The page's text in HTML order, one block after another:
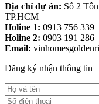
Địa chỉ dự án: Số 2
TP.HCM
Holine 1: 0913 756 339
Holine 2: 0903 191 286
Email:
Đăng ký nhận thông tin